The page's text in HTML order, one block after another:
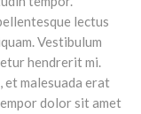
lectus
Vestibulum
hendrerit mi.
et malesuada erat
dolor sit amet